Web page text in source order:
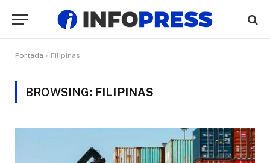
Portada » Filipinas
BROWSING: FILIPINAS